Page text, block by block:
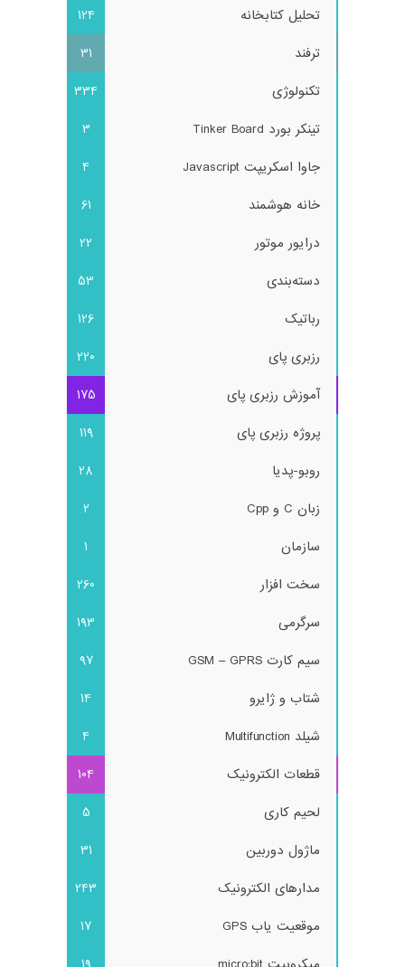
تحلیل کتابخانه
124
ترفند
31
تکنولوژی
334
تینکر بورد Tinker Board
3
جاوا اسکریپت Javascript
4
خانه هوشمند
61
درایور موتور
22
دسته‌بندی
53
رباتیک
126
رزبری پای
220
آموزش رزبری پای
175
پروژه رزبری پای
119
روبو-پدیا
28
زبان C و Cpp
2
سازمان
1
سخت افزار
260
سرگرمی
193
سیم کارت GSM – GPRS
97
شتاب و ژایرو
14
شیلد Multifunction
4
قطعات الکترونیک
104
لحیم کاری
5
ماژول دوربین
31
مدارهای الکترونیک
243
موقعیت یاب GPS
17